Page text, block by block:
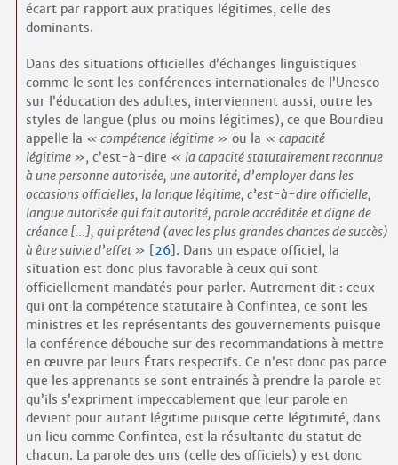
écart par rapport aux pratiques légitimes, celle des
dominants.
Dans des situations officielles d’échanges linguistiques
comme le sont les conférences internationales de l’Unesco
sur l’éducation des adultes, interviennent aussi, outre les
styles de langue (plus ou moins légitimes), ce que Bourdieu
appelle la
compétence légitime ou la
capacité
légitime
, c’est-à-dire
la capacité statutairement reconnue
à une personne autorisée, une autorité, d’employer dans les
occasions officielles, la langue légitime, c’est-à-dire officielle,
langue autorisée qui fait autorité, parole accréditée et digne de
créance […], qui prétend (avec les plus grandes chances de succès)
à être suivie d’effet
26] . Dans un espace officiel, la
situation est donc plus favorable à ceux qui sont
officiellement mandatés pour parler. Autrement dit : ceux
qui ont la compétence statutaire à Confintea, ce sont les
ministres et les représentants des gouvernements puisque
la conférence débouche sur des recommandations à mettre
en œuvre par leurs États respectifs. Ce n’est donc pas parce
que les apprenants se sont entrainés à prendre la parole et
qu’ils s’expriment impeccablement que leur parole en
devient pour autant légitime puisque cette légitimité, dans
un lieu comme Confintea, est la résultante du statut de
chacun. La parole des uns (celle des officiels) y est donc